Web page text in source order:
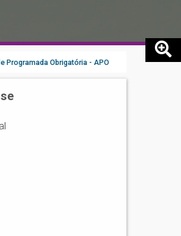
Programada Obrigatória - APO